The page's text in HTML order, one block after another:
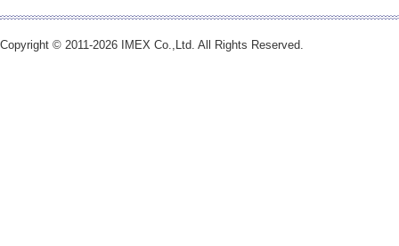
Copyright © 2011-2026 IMEX Co.,Ltd. All Rights Reserved.